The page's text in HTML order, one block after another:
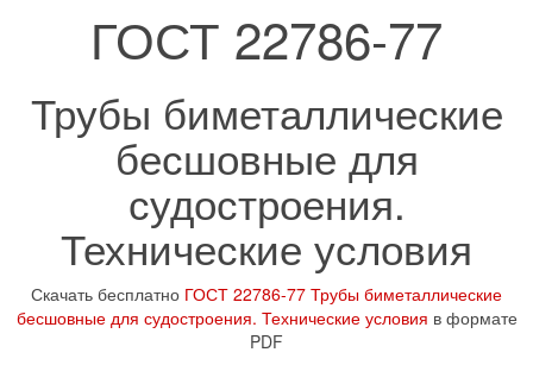
ГОСТ 22786-77
Трубы биметаллические
бесшовные для
судостроения.
Технические условия
Скачать бесплатно ГОСТ 22786-77 Трубы биметаллические
бесшовные для судостроения. Технические условия в формате
PDF